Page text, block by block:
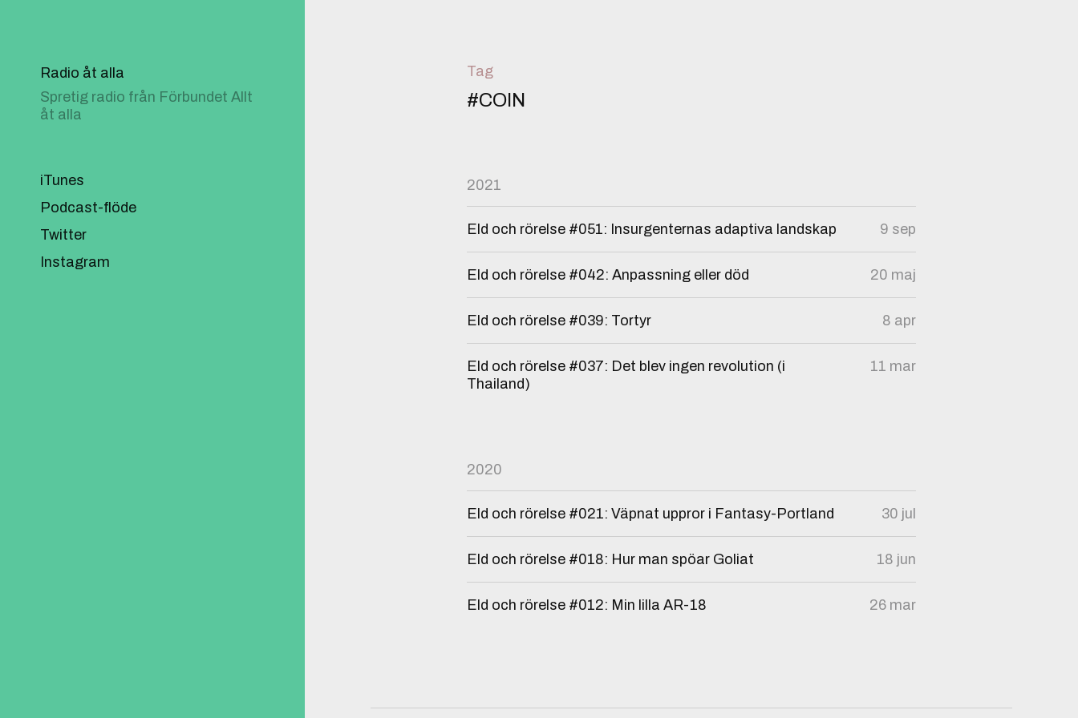
Radio åt alla
Spretig radio från Förbundet Allt
åt alla
iTunes
Podcast-flöde
Twitter
Instagram
Tag
#COIN
2021
Eld och rörelse #051: Insurgenternas adaptiva landskap 9 sep
Eld och rörelse #042: Anpassning eller död 20 maj
Eld och rörelse #039: Tortyr 8 apr
Eld och rörelse #037: Det blev ingen revolution (i
Thailand)
11 mar
2020
Eld och rörelse #021: Väpnat uppror i Fantasy-Portland 30 jul
Eld och rörelse #018: Hur man spöar Goliat 18 jun
Eld och rörelse #012: Min lilla AR-18 26 mar